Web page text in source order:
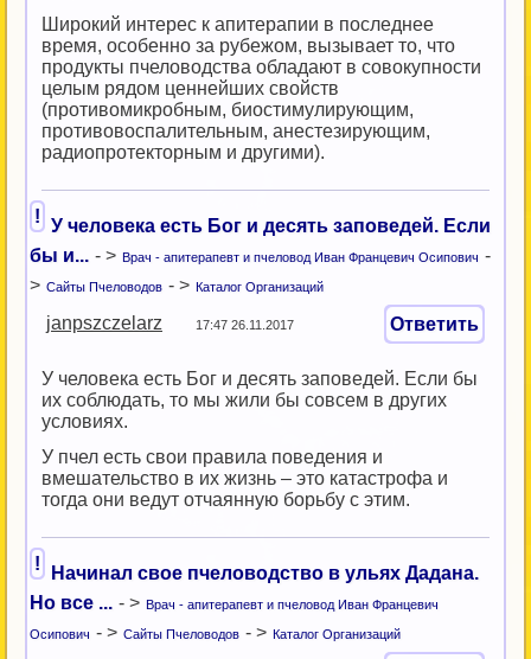
Широкий интерес к апитерапии в последнее
время, особенно за рубежом, вызывает то, что
продукты пчеловодства обладают в совокупности
целым рядом ценнейших свойств
(противомикробным, биостимулирующим,
противовоспалительным, анестезирующим,
радиопротекторным и другими).
! У человека есть Бог и десять заповедей. Если
бы и... - > Врач - апитерапевт и пчеловод Иван Францевич Осипович -
> Сайты Пчеловодов - > Каталог Организаций
janpszczelarz 17:47 26.11.2017 Ответить
У человека есть Бог и десять заповедей. Если бы
их соблюдать, то мы жили бы совсем в других
условиях.
У пчел есть свои правила поведения и
вмешательство в их жизнь – это катастрофа и
тогда они ведут отчаянную борьбу с этим.
!
Начинал свое пчеловодство в ульях Дадана.
Но все ... - > Врач - апитерапевт и пчеловод Иван Францевич
Осипович - > Сайты Пчеловодов - > Каталог Организаций